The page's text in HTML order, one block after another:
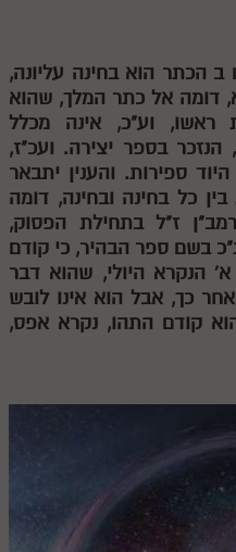
ב הכתר הוא בחינה עליונה,
דומה אל כתר המלך, שהוא
ראשו, וע"כ, אינה מכלל
בספר יצירה. ועכ"ז,
ספירות. והענין יתבאר
כל בחינה ובחינה, דומה
ז"ל בתחילת הפסוק,
בשם ספר הבהיר, כי קודם
הנקרא היולי, שהוא דבר
כך, אבל הוא אינו לובש
קודם התהו, נקרא אפס,